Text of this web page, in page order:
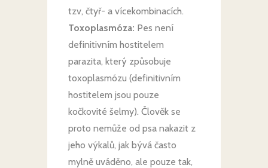
tzv, čtyř- a vícekombinacích.
Toxoplasmóza: Pes není
definitivním hostitelem
parazita, který způsobuje
toxoplasmózu (definitivním
hostitelem jsou pouze
kočkovité šelmy). Člověk se
proto nemůže od psa nakazit z
jeho výkalů, jak bývá často
mylně uváděno, ale pouze tak,